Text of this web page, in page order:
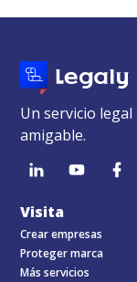
Un servicio
amigable.
Visita
Crear empresas
Proteger marca
Más servicios